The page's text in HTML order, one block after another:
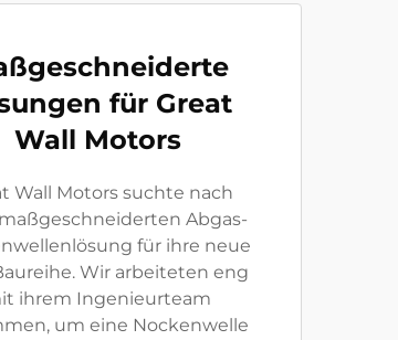
für Great
Wall Motors
Wall Motors suchte nach
Abgas-
für ihre neue
Wir arbeiteten eng
ihrem Ingenieurteam
um eine Nockenwelle